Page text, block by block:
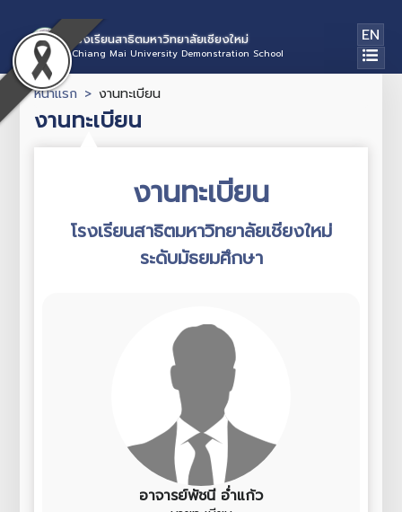
โรงเรียนสาธิตมหาวิทยาลัยเชียงใหม่
Chiang Mai University Demonstration School
EN
หน้าแรก งานทะเบียน
งานทะเบียน
งานทะเบียน
โรงเรียนสาธิตมหาวิทยาลัยเชียงใหม่
ระดับมัธยมศึกษา
อาจารย์พัชนี อ่ำแก้ว